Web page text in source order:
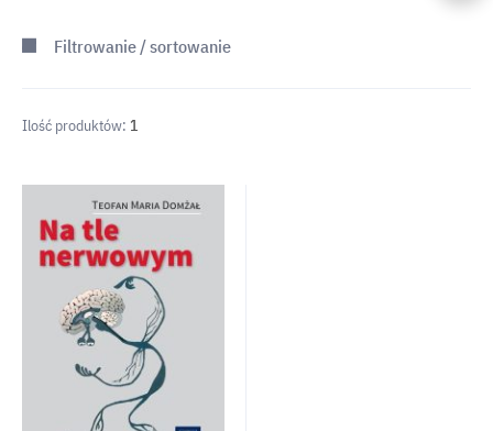
Filtrowanie / sortowanie
Ilość produktów: 1